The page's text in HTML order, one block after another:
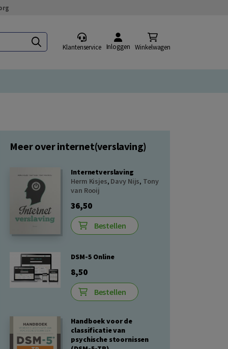
Klantenservice Inloggen Winkelwagen
Meer over internet(verslaving)
Internetverslaving
Herm Kisjes, Davy Nijs, Tony
van Rooij
36,50
Bestellen
DSM-5 Online
8,50
Bestellen
Handboek voor de
classificatie van
psychische stoornissen